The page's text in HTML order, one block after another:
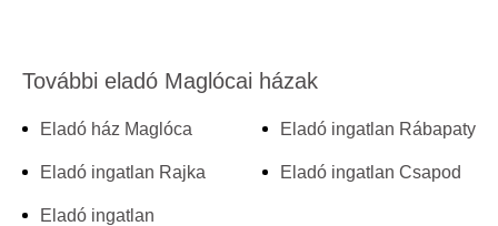
További eladó Maglócai házak
Eladó ház Maglóca
Eladó ingatlan Rajka
Eladó ingatlan
Eladó ingatlan Rábapaty
Eladó ingatlan Csapod